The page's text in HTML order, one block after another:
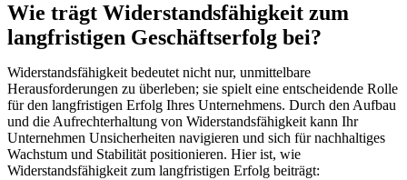
Wie trägt Widerstandsfähigkeit zum
langfristigen Geschäftserfolg bei?
Widerstandsfähigkeit bedeutet nicht nur, unmittelbare
Herausforderungen zu überleben; sie spielt eine entscheidende Rolle
für den langfristigen Erfolg Ihres Unternehmens. Durch den Aufbau
und die Aufrechterhaltung von Widerstandsfähigkeit kann Ihr
Unternehmen Unsicherheiten navigieren und sich für nachhaltiges
Wachstum und Stabilität positionieren. Hier ist, wie
Widerstandsfähigkeit zum langfristigen Erfolg beiträgt: